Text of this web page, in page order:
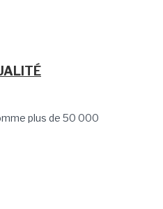
plus de 50 000